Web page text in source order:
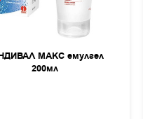
МАКС емулгел
200мл